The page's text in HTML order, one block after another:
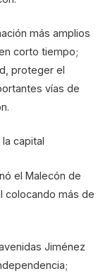
más amplios
corto tiempo;
proteger el
vías de
capital
el Malecón de
colocando más de
Jiménez